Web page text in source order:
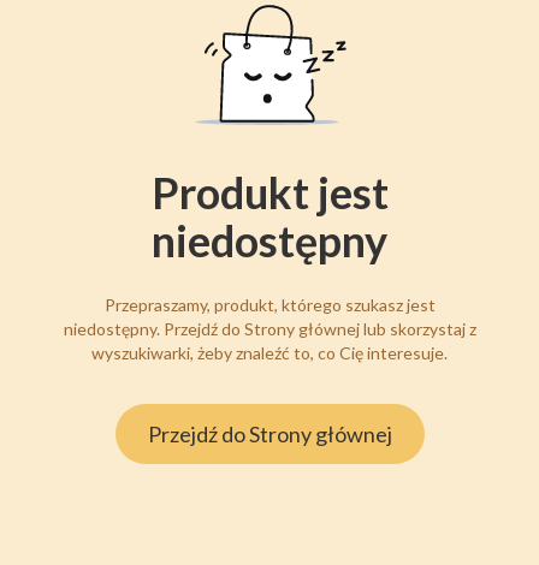
Produkt jest
niedostępny
Przepraszamy, produkt, którego szukasz jest
niedostępny. Przejdź do Strony głównej lub skorzystaj z
wyszukiwarki, żeby znaleźć to, co Cię interesuje.
Przejdź do Strony głównej